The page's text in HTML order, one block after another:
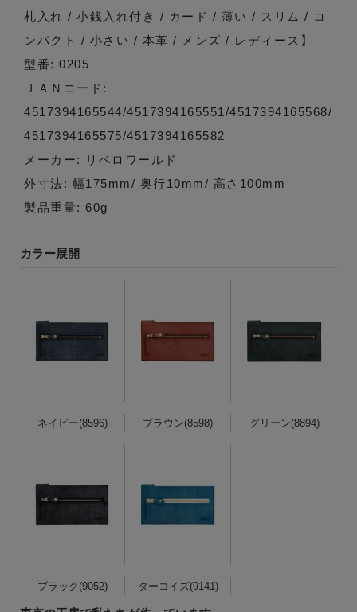
札入れ / 小銭入れ付き / カード / 薄い / スリム / コ
ンパクト / 小さい / 本革 / メンズ / レディース】
型番: 0205
ＪＡＮコード:
4517394165544/4517394165551/4517394165568/
4517394165575/4517394165582
メーカー: リベロワールド
外寸法: 幅175mm/ 奥行10mm/ 高さ100mm
製品重量: 60g
カラー展開
ネイビー(8596) ブラウン(8598) グリーン(8894)
ブラック(9052) ターコイズ(9141)